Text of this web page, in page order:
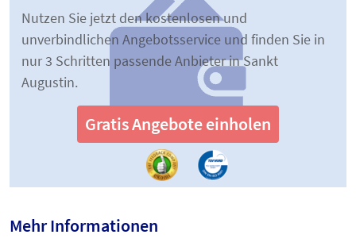
Nutzen Sie jetzt den kostenlosen und
unverbindlichen Angebotsservice und finden Sie in
nur 3 Schritten passende Anbieter in Sankt
Augustin.
Gratis Angebote einholen
Mehr Informationen